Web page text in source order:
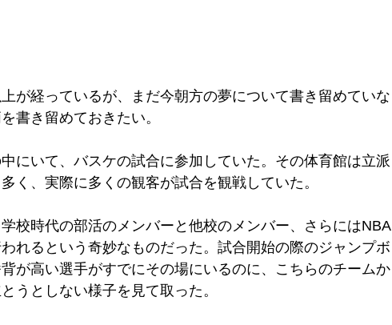
が経っているが、まだ今朝方の夢について書き留めていな
書き留めておきたい。
にいて、バスケの試合に参加していた。その体育館は立派
く、実際に多くの観客が試合を観戦していた。
校時代の部活のメンバーと他校のメンバー、さらにはNBA
れるという奇妙なものだった。試合開始の際のジャンプボ
が高い選手がすでにその場にいるのに、こちらのチームか
うとしない様子を見て取った。